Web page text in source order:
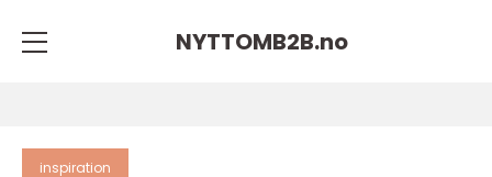
NYTTOMB2B.no
inspiration